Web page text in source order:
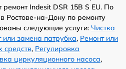
Indesit DSR 15B S EU. По
Ростове-на-Дону по ремонту
следующие услуги: Чистка
или замена патрубка, Ремонт или
средств, Регулировка
циркуляционного насоса,